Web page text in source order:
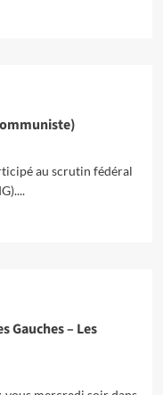
au scrutin fédéral
Gauches – Les